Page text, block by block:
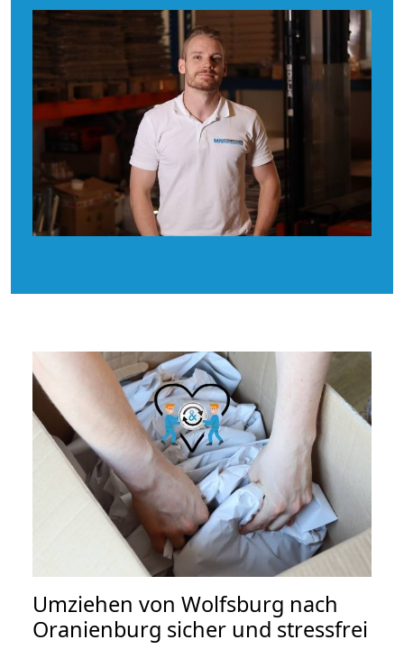
Umziehen von Wolfsburg nach
Oranienburg sicher und stressfrei